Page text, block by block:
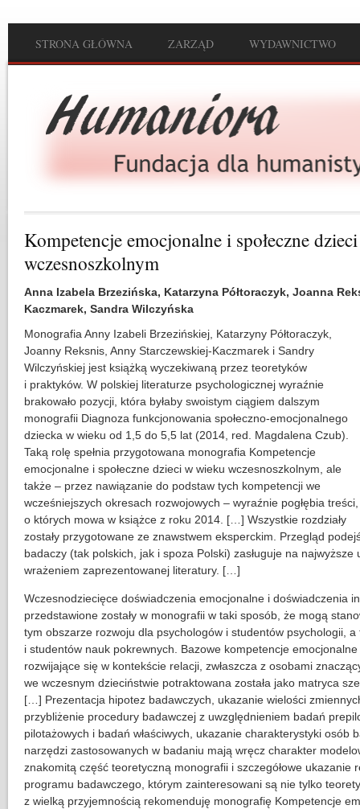
Main menu
STRONA GŁÓWNA ZARZĄD WYDAWNICTWO
Kompetencje emocjonalne i społeczne
wczesnoszkolnym
Anna Izabela Brzezińska, Katarzyna Półtoraczyk, Joanna
Kaczmarek, Sandra Wilczyńska
Monografia Anny Izabeli Brzezińskiej, Katarzyny Półtoraczyk,
Joanny Reksnis, Anny Starczewskiej-Kaczmarek i Sandry
Wilczyńskiej jest książką wyczekiwaną przez teoretyków
i praktyków. W polskiej literaturze psychologicznej wyraźnie
brakowało pozycji, która byłaby swoistym ciągiem dalszym
monografii Diagnoza funkcjonowania społeczno-emocjonalnego
dziecka w wieku od 1,5 do 5,5 lat (2014, red. Magdalena Czub).
Taką rolę spełnia przygotowana monografia Kompetencje
emocjonalne i społeczne dzieci w wieku wczesnoszkolnym, ale
także – przez nawiązanie do podstaw tych kompetencji we
wcześniejszych okresach rozwojowych – wyraźnie pogłębia treści,
o których mowa w książce z roku 2014. […] Wszystkie rozdziały
zostały przygotowane ze znawstwem eksperckim. Przegląd
badaczy (tak polskich, jak i spoza Polski) zasługuje na
wrażeniem zaprezentowanej literatury. […]
Wczesnodziecięce doświadczenia emocjonalne i doświadczenia
przedstawione zostały w monografii w taki sposób, że mogą
tym obszarze rozwoju dla psychologów i studentów psychologii,
i studentów nauk pokrewnych. Bazowe kompetencje emocjonalne
rozwijające się w kontekście relacji, zwłaszcza z osobami
we wczesnym dzieciństwie potraktowana została jako matryca
[…] Prezentacja hipotez badawczych, ukazanie wielości
przybliżenie procedury badawczej z uwzględnieniem badań
pilotażowych i badań właściwych, ukazanie charakterystyki osób
narzędzi zastosowanych w badaniu mają wręcz charakter
znakomitą część teoretyczną monografii i szczegółowe ukazanie
programu badawczego, którym zainteresowani są nie tylko
z wielką przyjemnością rekomenduję monografię Kompetencje